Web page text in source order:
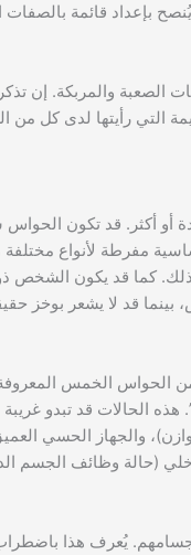
بإعداد قائمة بالصفات
الصعبة والمربكة. إن
التي رأيتها لدى كل من
أو أكثر. قد تكون
مفرطة لأنواع
لذلك. كما قد يكون الشخص
بينما قد لا يشعر بوخز
من الحواس الخمس
الحالات قد تبدو غريبة
والجهاز الحسي
(حالة وظائف الجسم
يُعرف هذا باضطراب